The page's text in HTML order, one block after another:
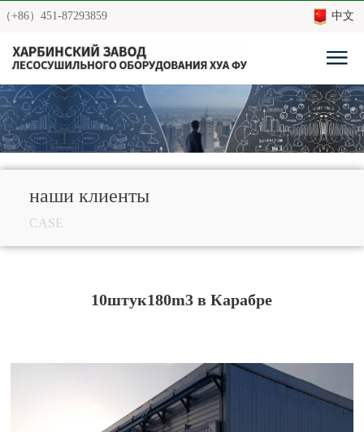
（+86）451-87293859 中文
наши клиенты
CASE
10штук180m3 в Карабре